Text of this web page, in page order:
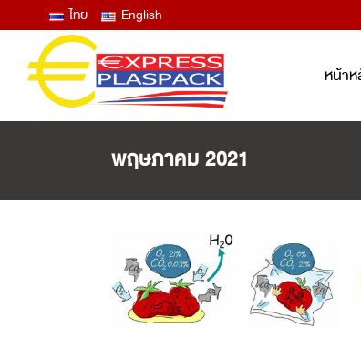
ไทย English
หน้า
ฟิล์มซีลปิดฝาถาด และแก้ว ลอกง่าย
ขึ้นฝ้าไอน้ำ
THERMOFORMING FILM
ฟิล์มบน ฟิล์มล่าง สำหรับงานเทอร์
ฟอร์ม
พฤษภาคม 2021